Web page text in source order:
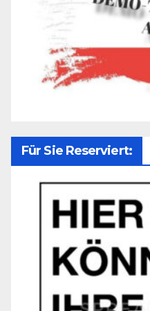
Für Sie Reserviert: